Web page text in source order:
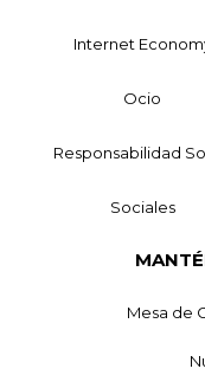
Internet
Ocio
Responsabilidad
Sociales
Mesa de